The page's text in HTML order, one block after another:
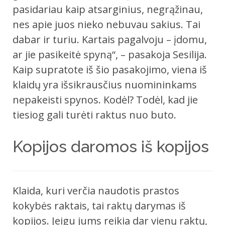
pasidariau kaip atsarginius, negrąžinau,
nes apie juos nieko nebuvau sakius. Tai
dabar ir turiu. Kartais pagalvoju – įdomu,
ar jie pasikeitė spyną“, – pasakoja Sesilija.
Kaip supratote iš šio pasakojimo, viena iš
klaidų yra išsikrausčius nuomininkams
nepakeisti spynos. Kodėl? Todėl, kad jie
tiesiog gali turėti raktus nuo buto.
Kopijos daromos iš kopijos
Klaida, kuri verčia naudotis prastos
kokybės raktais, tai raktų darymas iš
kopijos. Jeigu jums reikia dar vienų raktų,